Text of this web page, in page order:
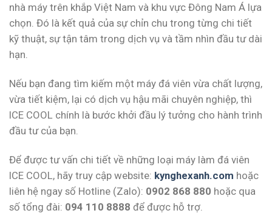
nhà máy trên khắp Việt Nam và khu vực Đông Nam Á lựa
chọn. Đó là kết quả của sự chỉn chu trong từng chi tiết
kỹ thuật, sự tận tâm trong dịch vụ và tầm nhìn đầu tư dài
hạn.
Nếu bạn đang tìm kiếm một máy đá viên vừa chất lượng,
vừa tiết kiệm, lại có dịch vụ hậu mãi chuyên nghiệp, thì
ICE COOL chính là bước khởi đầu lý tưởng cho hành trình
đầu tư của bạn.
Để được tư vấn chi tiết về những loại máy làm đá viên
ICE COOL, hãy truy cập website: kynghexanh.com hoặc
liên hệ ngay số Hotline (Zalo): 0902 868 880 hoặc qua
số tổng đài: 094 110 8888 để được hỗ trợ.